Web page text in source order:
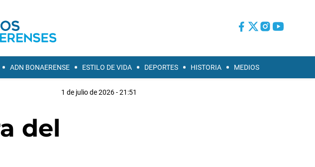
ADN BONAERENSE ESTILO DE VIDA DEPORTES HISTORIA MEDIOS
1 de julio de 2026 - 21:51
del